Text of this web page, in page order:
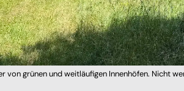
grünen und weitläufigen Innenhöfen. Nicht